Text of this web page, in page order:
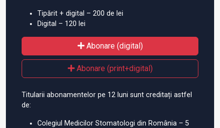
Tipărit + digital – 200 de lei
Digital – 120 lei
Abonare (digital)
Abonare (print+digital)
Titularii abonamentelor pe 12 luni sunt creditați astfel
de:
Colegiul Medicilor Stomatologi din România – 5